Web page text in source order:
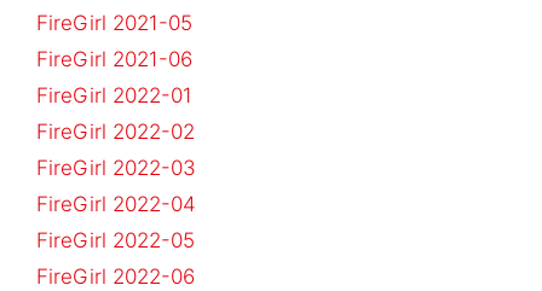
FireGirl 2021-05
FireGirl 2021-06
FireGirl 2022-01
FireGirl 2022-02
FireGirl 2022-03
FireGirl 2022-04
FireGirl 2022-05
FireGirl 2022-06